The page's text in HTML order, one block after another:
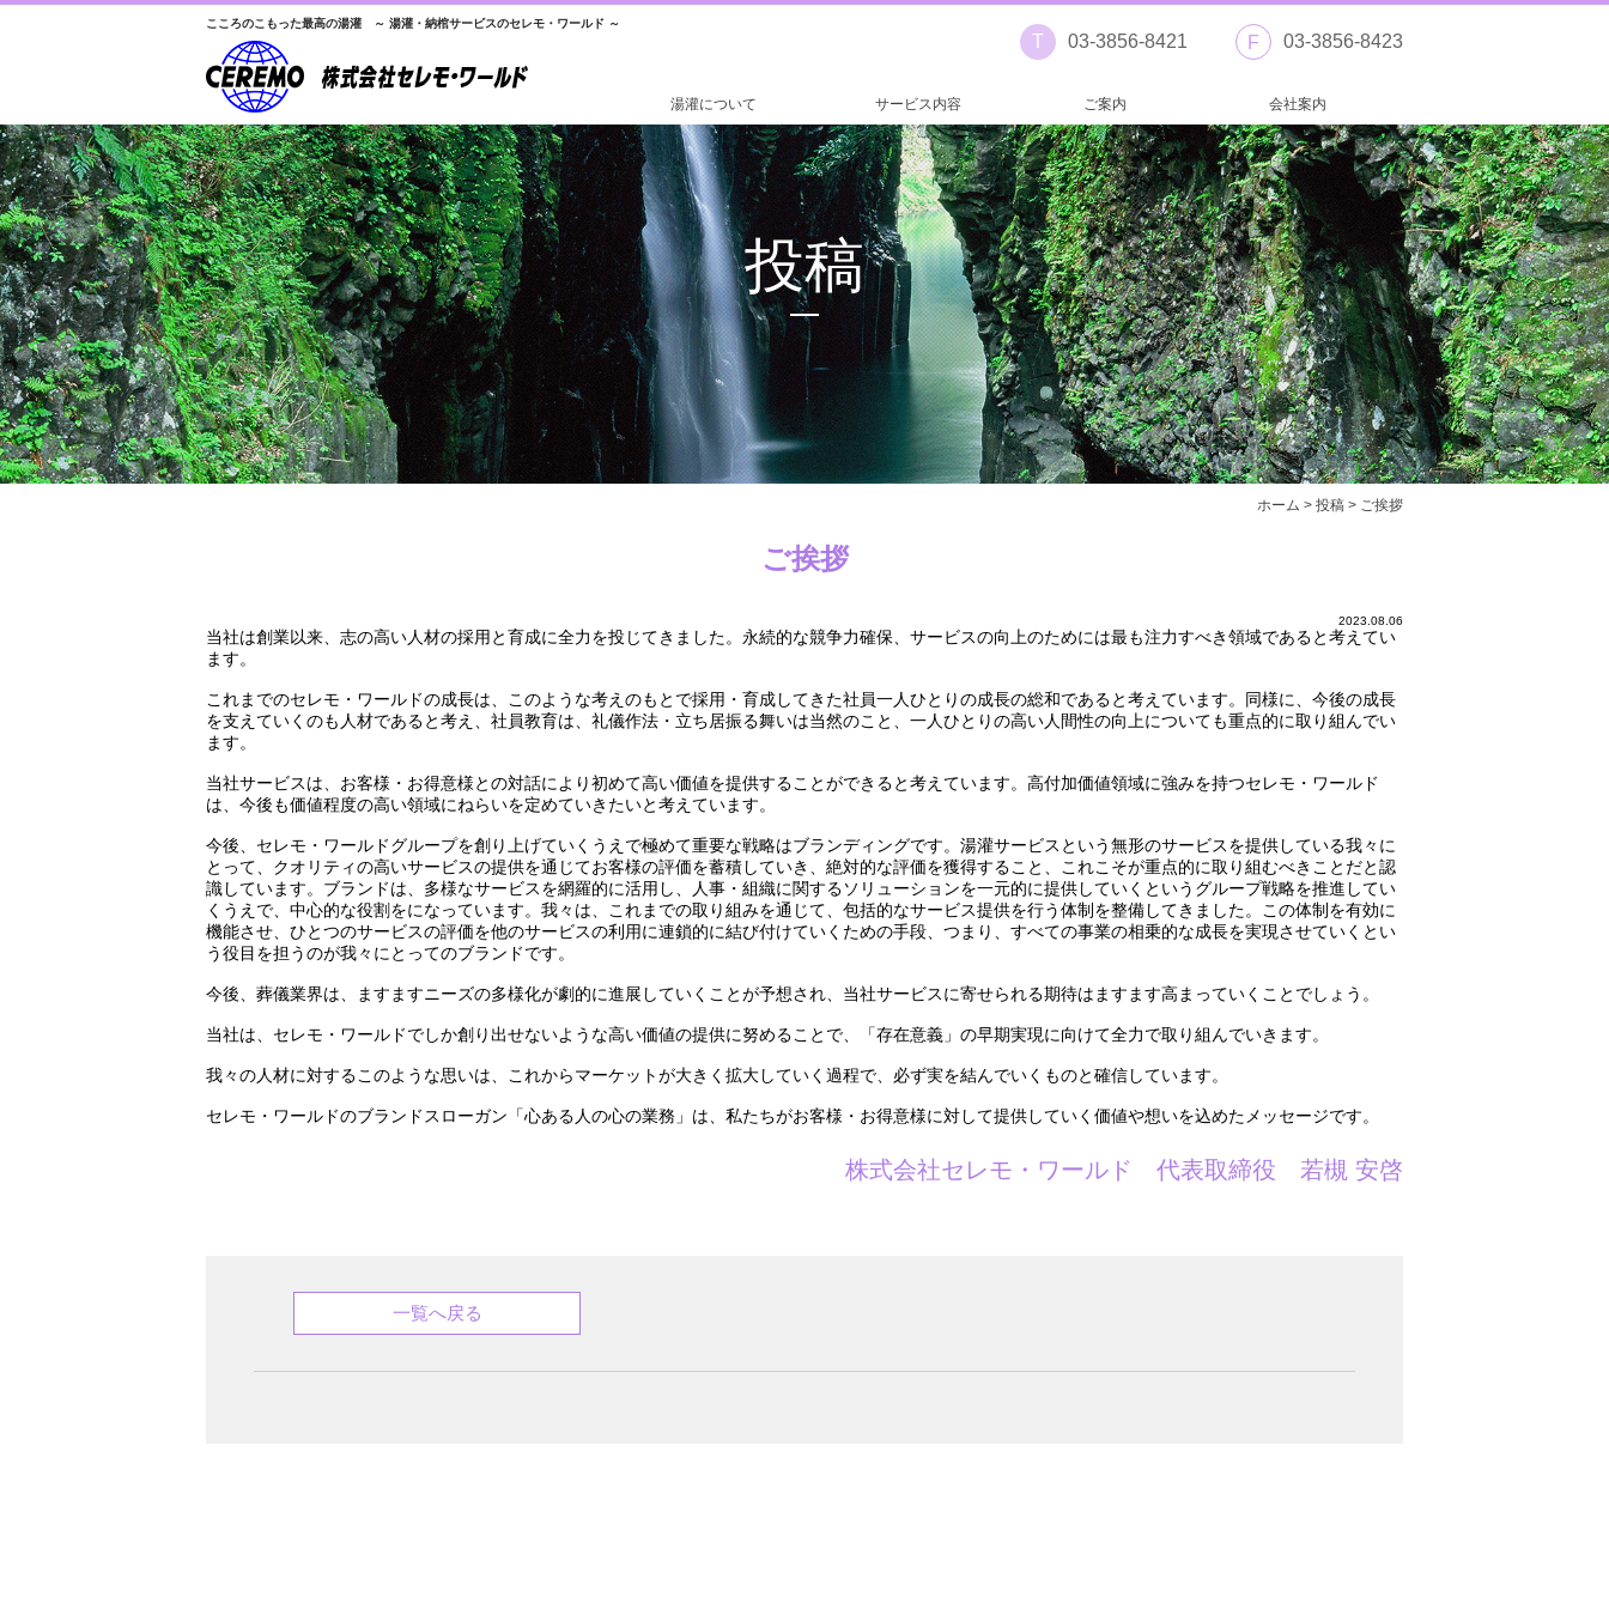
こころのこもった最高の湯灌 ～ 湯灌・納棺サービスのセレモ・ワールド ～
湯灌について サービス内容 ご案内 会社案内
T 03-3856-8421 F 03-3856-8423
投稿
ホーム > 投稿 > ご挨拶
ご挨拶
2023.08.06
当社は創業以来、志の高い人材の採用と育成に全力を投じてきました。永続的な競争力確保、サービスの向上のためには最も注力すべき領域であると考えてい
ます。
これまでのセレモ・ワールドの成長は、このような考えのもとで採用・育成してきた社員一人ひとりの成長の総和であると考えています。同様に、今後の成長
を支えていくのも人材であると考え、社員教育は、礼儀作法・立ち居振る舞いは当然のこと、一人ひとりの高い人間性の向上についても重点的に取り組んでい
ます。
当社サービスは、お客様・お得意様との対話により初めて高い価値を提供することができると考えています。高付加価値領域に強みを持つセレモ・ワールド
は、今後も価値程度の高い領域にねらいを定めていきたいと考えています。
今後、セレモ・ワールドグループを創り上げていくうえで極めて重要な戦略はブランディングです。湯灌サービスという無形のサービスを提供している我々に
とって、クオリティの高いサービスの提供を通じてお客様の評価を蓄積していき、絶対的な評価を獲得すること、これこそが重点的に取り組むべきことだと認
識しています。ブランドは、多様なサービスを網羅的に活用し、人事・組織に関するソリューションを一元的に提供していくというグループ戦略を推進してい
くうえで、中心的な役割をになっています。我々は、これまでの取り組みを通じて、包括的なサービス提供を行う体制を整備してきました。この体制を有効に
機能させ、ひとつのサービスの評価を他のサービスの利用に連鎖的に結び付けていくための手段、つまり、すべての事業の相乗的な成長を実現させていくとい
う役目を担うのが我々にとってのブランドです。
今後、葬儀業界は、ますますニーズの多様化が劇的に進展していくことが予想され、当社サービスに寄せられる期待はますます高まっていくことでしょう。
当社は、セレモ・ワールドでしか創り出せないような高い価値の提供に努めることで、「存在意義」の早期実現に向けて全力で取り組んでいきます。
我々の人材に対するこのような思いは、これからマーケットが大きく拡大していく過程で、必ず実を結んでいくものと確信しています。
セレモ・ワールドのブランドスローガン「心ある人の心の業務」は、私たちがお客様・お得意様に対して提供していく価値や想いを込めたメッセージです。
株式会社セレモ・ワールド 代表取締役 若槻 安啓
一覧へ戻る